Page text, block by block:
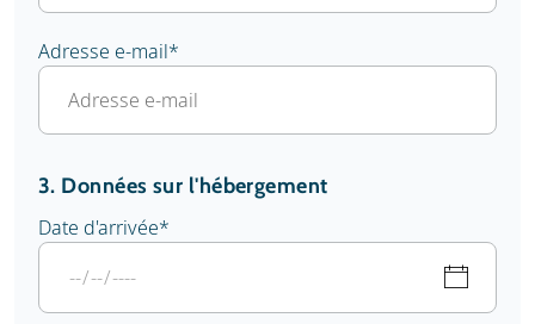
Adresse e-mail*
3. Données sur l'hébergement
Date d'arrivée*